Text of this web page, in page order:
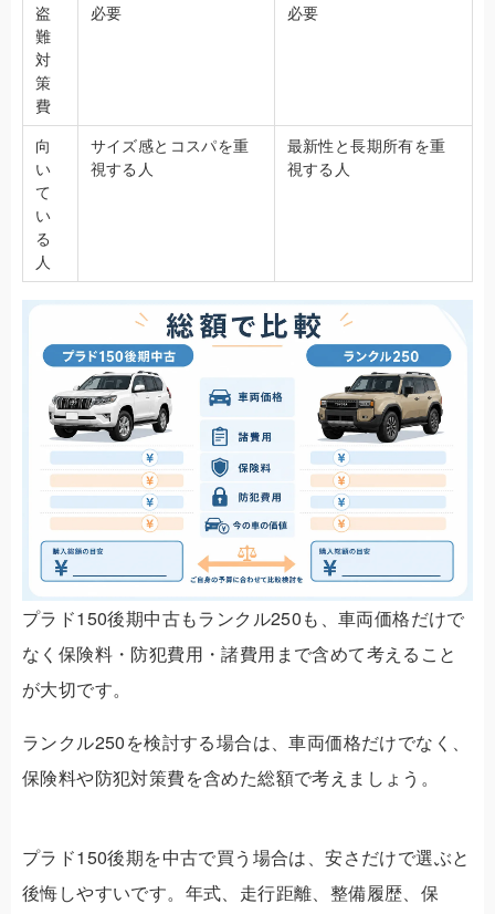
盗
難
対
策
費
必要 必要
向
い
て
い
る
人
サイズ感とコスパを重
視する人
最新性と長期所有を重
視する人
プラド150後期中古もランクル250も、車両価格だけで
なく保険料・防犯費用・諸費用まで含めて考えること
が大切です。
ランクル250を検討する場合は、車両価格だけでなく、
保険料や防犯対策費を含めた総額で考えましょう。
プラド150後期を中古で買う場合は、安さだけで選ぶと
後悔しやすいです。年式、走行距離、整備履歴、保